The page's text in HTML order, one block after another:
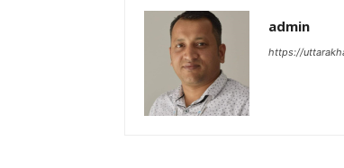
admin
https://